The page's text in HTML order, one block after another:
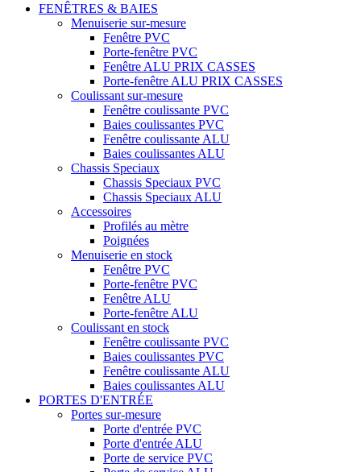
FENÊTRES & BAIES
Menuiserie sur-mesure
Fenêtre PVC
Porte-fenêtre PVC
Fenêtre ALU PRIX CASSES
Porte-fenêtre ALU PRIX CASSES
Coulissant sur-mesure
Fenêtre coulissante PVC
Baies coulissantes PVC
Fenêtre coulissante ALU
Baies coulissantes ALU
Chassis Speciaux
Chassis Speciaux PVC
Chassis Speciaux ALU
Accessoires
Profilés au mètre
Poignées
Menuiserie en stock
Fenêtre PVC
Porte-fenêtre PVC
Fenêtre ALU
Porte-fenêtre ALU
Coulissant en stock
Fenêtre coulissante PVC
Baies coulissantes PVC
Fenêtre coulissante ALU
Baies coulissantes ALU
PORTES D'ENTRÉE
Portes sur-mesure
Porte d'entrée PVC
Porte d'entrée ALU
Porte de service PVC